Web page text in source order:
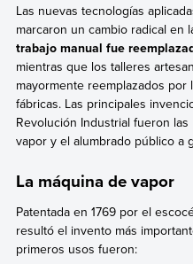
Las nuevas tecnologías
marcaron un cambio radical en
trabajo manual fue
mientras que los talleres
mayormente reemplazados por
fábricas. Las principales
Revolución Industrial fueron
vapor y el alumbrado público a
La máquina de vapor
Patentada en 1769 por el
resultó el invento más
primeros usos fueron: